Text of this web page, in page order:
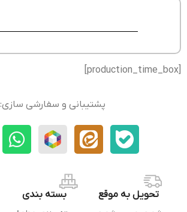
پشتیبانی و سفارشی سازی:
تحویل به موقع بسته بندی